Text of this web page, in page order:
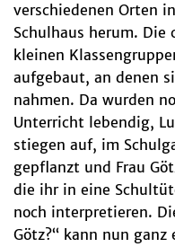
verschiedenen Orten
Schulhaus herum.
kleinen
aufgebaut, an denen
nahmen. Da wurden
Unterricht lebendig,
stiegen auf, im
gepflanzt und Frau
die ihr in eine
noch interpretieren.
Götz?“ kann nun